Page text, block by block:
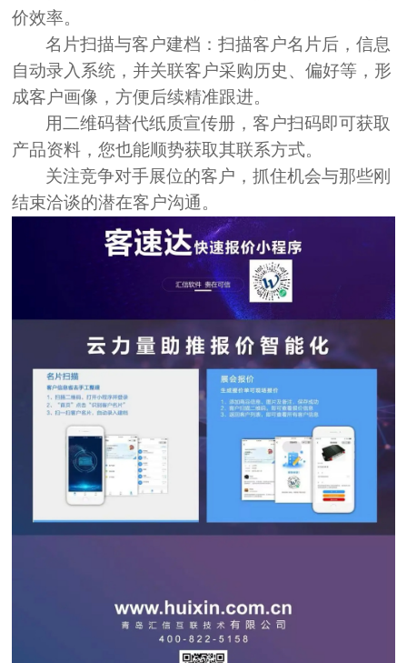
价效率。
名片扫描与客户建档：扫描客户名片后，信息
自动录入系统，并关联客户采购历史、偏好等，形
成客户画像，方便后续精准跟进。
用二维码替代纸质宣传册，客户扫码即可获取
产品资料，您也能顺势获取其联系方式。
关注竞争对手展位的客户，抓住机会与那些刚
结束洽谈的潜在客户沟通。